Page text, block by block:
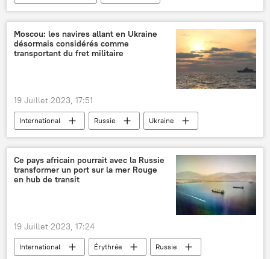
Nelson Mandela
icône
Afrique du Sud
humanité
réconciliation
Moscou: les navires allant en Ukraine
désormais considérés comme
transportant du fret militaire
19 Juillet 2023, 17:51
International Russie
Ukraine
mer Noire
navires
ministère russe de la Défense
Donbass. Opération russe
Ce pays africain pourrait avec la Russie
transformer un port sur la mer Rouge
en hub de transit
19 Juillet 2023, 17:24
International Érythrée
Russie